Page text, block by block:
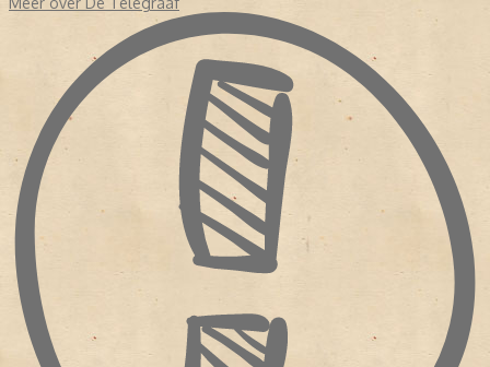
- NadatDe Telegraafweer mocht verschijnen, was de krant al vrij
snel weer de grootste van Nederland.
- De krant staat bekend om de grote hoeveelheid
sensatieberichten en grote sportkatern.
- Bij de zaterdagkrant verschijnt het magazine 'Vrouw'.
- Van 2004 tot en met 2009 verscheen ook op zondag de krant,
en als eerste krant op tabloid.
- Sinds 2014 verschijnt de krant elke dag op tabloid formaat. De
krant was de laatste krant in Nederland die afstapte van het
broadsheet formaat.